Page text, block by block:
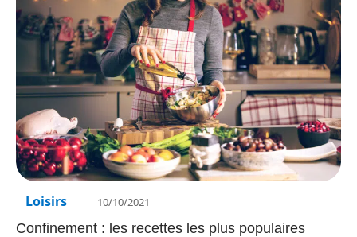
Loisirs 10/10/2021
Confinement : les recettes les plus populaires